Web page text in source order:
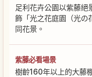
足利花卉公園以紫藤絕
飾「光之花庭園（光の
同花景。
紫藤必看場景
樹齡160年以上的大藤